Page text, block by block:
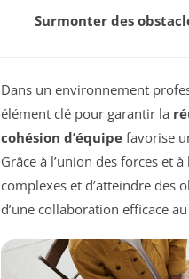
Surmonter des
Dans un environnement
élément clé pour garantir la
cohésion d’équipe favorise
Grâce à l’union des forces et
complexes et d’atteindre des
d’une collaboration efficace